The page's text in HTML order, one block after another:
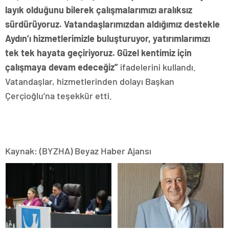
layık olduğunu bilerek çalışmalarımızı aralıksız
sürdürüyoruz. Vatandaşlarımızdan aldığımız destekle
Aydın’ı hizmetlerimizle buluşturuyor, yatırımlarımızı
tek tek hayata geçiriyoruz. Güzel kentimiz için
çalışmaya devam edeceğiz” ifadelerini kullandı.
Vatandaşlar, hizmetlerinden dolayı Başkan
Çerçioğlu’na teşekkür etti.
Kaynak: (BYZHA) Beyaz Haber Ajansı